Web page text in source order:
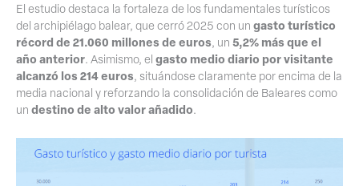
El estudio destaca la fortaleza de los fundamentales turísticos
del archipiélago balear, que cerró 2025 con un gasto turístico
récord de 21.060 millones de euros, un 5,2% más que el
año anterior. Asimismo, el gasto medio diario por visitante
alcanzó los 214 euros, situándose claramente por encima de la
media nacional y reforzando la consolidación de Baleares como
un destino de alto valor añadido.